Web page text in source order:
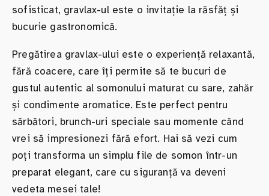
sofisticat, gravlax-ul este o invitație la răsfăț și
bucurie gastronomică.
Pregătirea gravlax-ului este o experiență relaxantă,
fără coacere, care îți permite să te bucuri de
gustul autentic al somonului maturat cu sare, zahăr
și condimente aromatice. Este perfect pentru
sărbători, brunch-uri speciale sau momente când
vrei să impresionezi fără efort. Hai să vezi cum
poți transforma un simplu file de somon într-un
preparat elegant, care cu siguranță va deveni
vedeta mesei tale!